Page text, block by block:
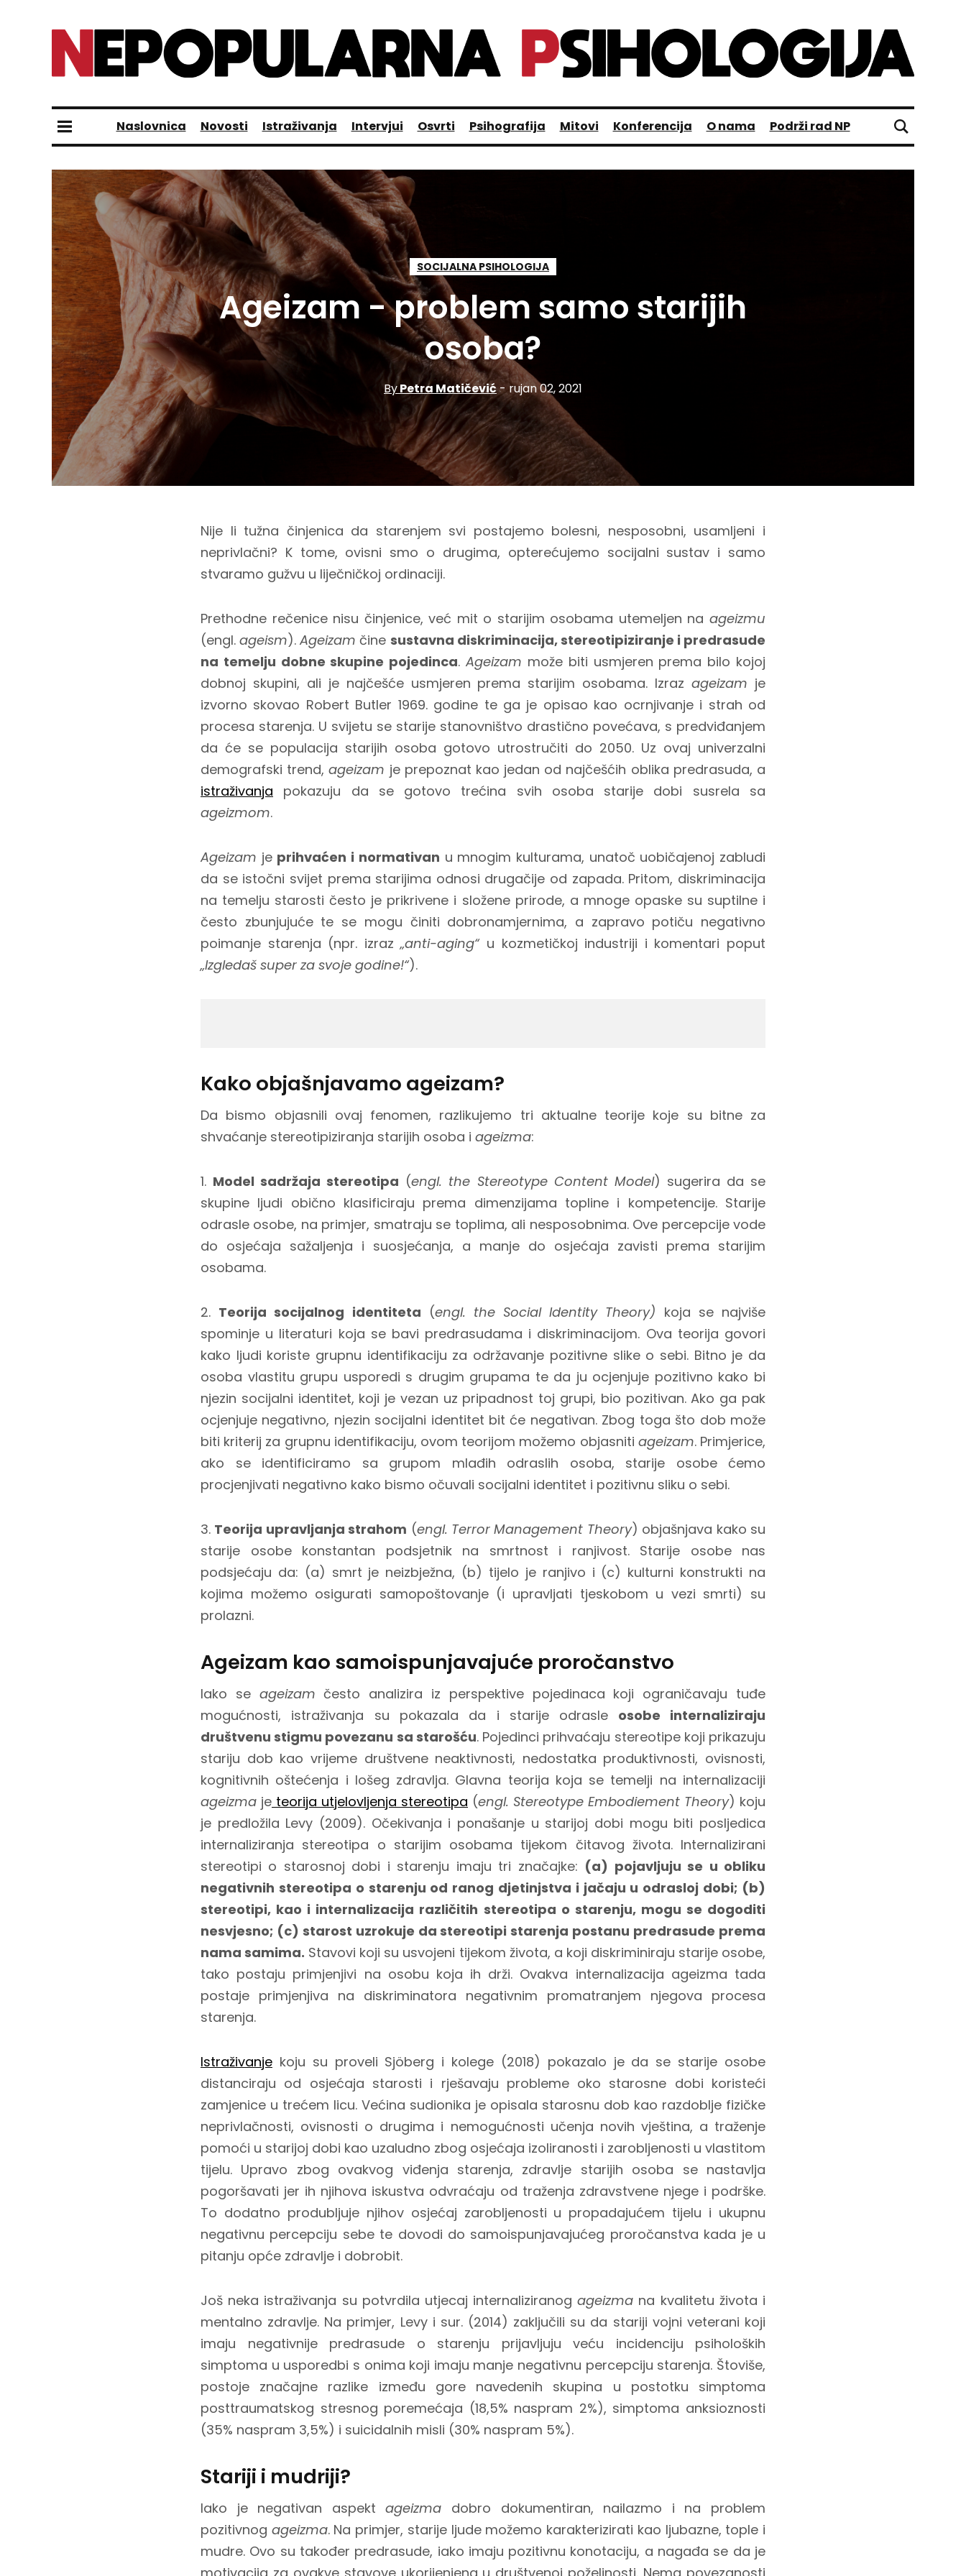
Naslovnica Novosti Istraživanja Intervjui Osvrti Psihografija Mitovi Konferencija O nama Podrži rad NP
SOCIJALNA PSIHOLOGIJA
Ageizam - problem samo starijih
osoba?
ByPetra Matičević- rujan 02, 2021
Nije li tužna činjenica da starenjem svi postajemo bolesni, nesposobni, usamljeni i
neprivlačni? K tome, ovisni smo o drugima, opterećujemo socijalni sustav i samo
stvaramo gužvu u liječničkoj ordinaciji.
Prethodne rečenice nisu činjenice, već mit o starijim osobama utemeljen na ageizmu
(engl.ageism).Ageizam čine sustavna diskriminacija, stereotipiziranje i predrasude
na temelju dobne skupine pojedinca.Ageizam može biti usmjeren prema bilo kojoj
dobnoj skupini, ali je najčešće usmjeren prema starijim osobama. Izrazageizam je
izvorno skovao Robert Butler 1969. godine te ga je opisao kao ocrnjivanje i strah od
procesa starenja. U svijetu se starije stanovništvo drastično povećava, s predviđanjem
da će se populacija starijih osoba gotovo utrostručiti do 2050. Uz ovaj univerzalni
demografski trend,ageizam je prepoznat kao jedan od najčešćih oblika predrasuda, a
istraživanja pokazuju da se gotovo trećina svih osoba starije dobi susrela sa
ageizmom.
Ageizam je prihvaćen i normativan u mnogim kulturama, unatoč uobičajenoj zabludi
da se istočni svijet prema starijima odnosi drugačije od zapada. Pritom, diskriminacija
na temelju starosti često je prikrivene i složene prirode, a mnoge opaske su suptilne i
često zbunjujuće te se mogu činiti dobronamjernima, a zapravo potiču negativno
poimanje starenja (npr. izraz„anti-aging“u kozmetičkoj industriji i komentari poput
„Izgledaš super za svoje godine!“).
Kako objašnjavamo ageizam?
Da bismo objasnili ovaj fenomen, razlikujemo tri aktualne teorije koje su bitne za
shvaćanje stereotipiziranja starijih osoba i ageizma:
1. Model sadržaja stereotipa (engl. the Stereotype Content Model) sugerira da se
skupine ljudi obično klasificiraju prema dimenzijama topline i kompetencije. Starije
odrasle osobe, na primjer, smatraju se toplima, ali nesposobnima. Ove percepcije vode
do osjećaja sažaljenja i suosjećanja, a manje do osjećaja zavisti prema starijim
osobama.
2. Teorija socijalnog identiteta (engl. the Social Identity Theory) koja se najviše
spominje u literaturi koja se bavi predrasudama i diskriminacijom. Ova teorija govori
kako ljudi koriste grupnu identifikaciju za održavanje pozitivne slike o sebi. Bitno je da
osoba vlastitu grupu usporedi s drugim grupama te da ju ocjenjuje pozitivno kako bi
njezin socijalni identitet, koji je vezan uz pripadnost toj grupi, bio pozitivan. Ako ga pak
ocjenjuje negativno, njezin socijalni identitet bit će negativan. Zbog toga što dob može
biti kriterij za grupnu identifikaciju, ovom teorijom možemo objasniti ageizam. Primjerice,
ako se identificiramo sa grupom mlađih odraslih osoba, starije osobe ćemo
procjenjivati negativno kako bismo očuvali socijalni identitet i pozitivnu sliku o sebi.
3. Teorija upravljanja strahom (engl. Terror Management Theory) objašnjava kako su
starije osobe konstantan podsjetnik na smrtnost i ranjivost. Starije osobe nas
podsjećaju da: (a) smrt je neizbježna, (b) tijelo je ranjivo i (c) kulturni konstrukti na
kojima možemo osigurati samopoštovanje (i upravljati tjeskobom u vezi smrti) su
prolazni.
Ageizam kao samoispunjavajuće proročanstvo
Iako se ageizam često analizira iz perspektive pojedinaca koji ograničavaju tuđe
mogućnosti, istraživanja su pokazala da i starije odrasle osobe internaliziraju
društvenu stigmu povezanu sa starošću. Pojedinci prihvaćaju stereotipe koji prikazuju
stariju dob kao vrijeme društvene neaktivnosti, nedostatka produktivnosti, ovisnosti,
kognitivnih oštećenja i lošeg zdravlja. Glavna teorija koja se temelji na internalizaciji
ageizma je teorija utjelovljenja stereotipa (engl. Stereotype Embodiement Theory) koju
je predložila Levy (2009). Očekivanja i ponašanje u starijoj dobi mogu biti posljedica
internaliziranja stereotipa o starijim osobama tijekom čitavog života. Internalizirani
stereotipi o starosnoj dobi i starenju imaju tri značajke: (a) pojavljuju se u obliku
negativnih stereotipa o starenju od ranog djetinjstva i jačaju u odrasloj dobi; (b)
stereotipi, kao i internalizacija različitih stereotipa o starenju, mogu se dogoditi
nesvjesno; (c) starost uzrokuje da stereotipi starenja postanu predrasude prema
nama samima. Stavovi koji su usvojeni tijekom života, a koji diskriminiraju starije osobe,
tako postaju primjenjivi na osobu koja ih drži. Ovakva internalizacija ageizma tada
postaje primjenjiva na diskriminatora negativnim promatranjem njegova procesa
starenja.
Istraživanje koju su proveli Sjöberg i kolege (2018) pokazalo je da se starije osobe
distanciraju od osjećaja starosti i rješavaju probleme oko starosne dobi koristeći
zamjenice u trećem licu. Većina sudionika je opisala starosnu dob kao razdoblje fizičke
neprivlačnosti, ovisnosti o drugima i nemogućnosti učenja novih vještina, a traženje
pomoći u starijoj dobi kao uzaludno zbog osjećaja izoliranosti i zarobljenosti u vlastitom
tijelu. Upravo zbog ovakvog viđenja starenja, zdravlje starijih osoba se nastavlja
pogoršavati jer ih njihova iskustva odvraćaju od traženja zdravstvene njege i podrške.
To dodatno produbljuje njihov osjećaj zarobljenosti u propadajućem tijelu i ukupnu
negativnu percepciju sebe te dovodi do samoispunjavajućeg proročanstva kada je u
pitanju opće zdravlje i dobrobit.
Još neka istraživanja su potvrdila utjecaj internaliziranogageizma na kvalitetu života i
mentalno zdravlje. Na primjer, Levy i sur. (2014) zaključili su da stariji vojni veterani koji
imaju negativnije predrasude o starenju prijavljuju veću incidenciju psiholoških
simptoma u usporedbi s onima koji imaju manje negativnu percepciju starenja. Štoviše,
postoje značajne razlike između gore navedenih skupina u postotku simptoma
posttraumatskog stresnog poremećaja (18,5% naspram 2%), simptoma anksioznosti
(35% naspram 3,5%) i suicidalnih misli (30% naspram 5%).
Stariji i mudriji?
Iako je negativan aspektageizma dobro dokumentiran, nailazmo i na problem
pozitivnog ageizma. Na primjer, starije ljude možemo karakterizirati kao ljubazne, tople i
mudre. Ovo su također predrasude, iako imaju pozitivnu konotaciju, a nagađa se da je